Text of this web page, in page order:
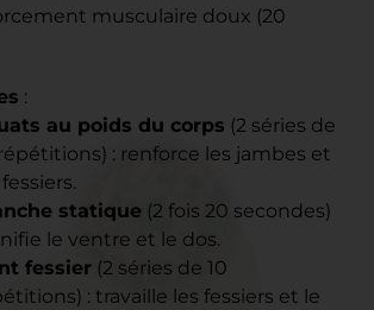
musculaire doux (20
:
au poids du corps (2 séries de
: renforce les jambes et
fessiers.
statique (2 fois 20 secondes)
le ventre et le dos.
fessier (2 séries de 10
: travaille les fessiers et le